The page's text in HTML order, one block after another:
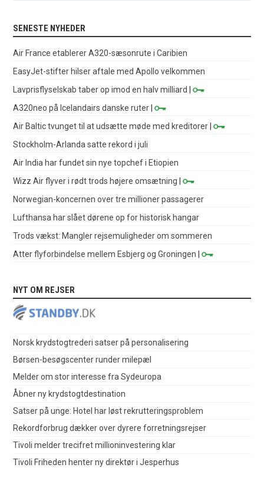
SENESTE NYHEDER
Air France etablerer A320-sæsonrute i Caribien
EasyJet-stifter hilser aftale med Apollo velkommen
Lavprisflyselskab taber op imod en halv milliard
|
A320neo på Icelandairs danske ruter |
Air Baltic tvunget til at udsætte møde med kreditorer |
Stockholm-Arlanda satte rekord i juli
Air India har fundet sin nye topchef i Etiopien
Wizz Air flyver i rødt trods højere omsætning |
Norwegian-koncernen over tre millioner passagerer
Lufthansa har slået dørene op for historisk hangar
Trods vækst: Mangler rejsemuligheder om sommeren
Atter flyforbindelse mellem Esbjerg og Groningen |
NYT OM REJSER
Norsk krydstogtrederi satser på personalisering
Børsen-besøgscenter runder milepæl
Melder om stor interesse fra Sydeuropa
Åbner ny krydstogtdestination
Satser på unge: Hotel har løst rekrutteringsproblem
Rekordforbrug dækker over dyrere forretningsrejser
Tivoli melder trecifret millioninvestering klar
Tivoli Friheden henter ny direktør i Jesperhus